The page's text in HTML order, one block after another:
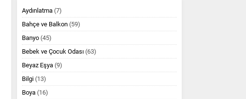
Aydınlatma (7)
Bahçe ve Balkon (59)
Banyo (45)
Bebek ve Çocuk Odası (63)
Beyaz Eşya (9)
Bilgi (13)
Boya (16)